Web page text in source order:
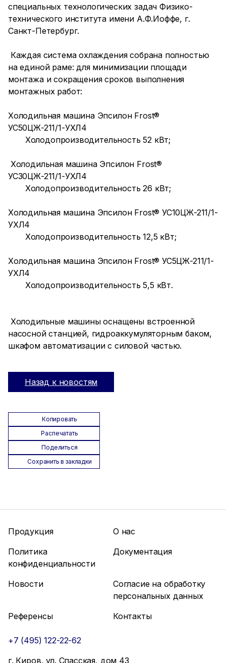
специальных технологических задач Физико-
технического института имени А.Ф.Иоффе, г.
Санкт-Петербург.
Каждая система охлаждения собрана полностью
на единой раме: для минимизации площади
монтажа и сокращения сроков выполнения
монтажных работ:
Холодильная машина Эпсилон Frost®
УС50ЦЖ-211/1-УХЛ4
Холодопроизводительность 52 кВт;
Холодильная машина Эпсилон Frost®
УС30ЦЖ-211/1-УХЛ4
Холодопроизводительность 26 кВт;
Холодильная машина Эпсилон Frost® УС10ЦЖ-211/1-
УХЛ4
Холодопроизводительность 12,5 кВт;
Холодильная машина Эпсилон Frost® УС5ЦЖ-211/1-
УХЛ4
Холодопроизводительность 5,5 кВт.
Холодильные машины оснащены встроенной
насосной станцией, гидроаккумуляторным баком,
шкафом автоматизации с силовой частью.
Назад к новостям
Копировать
Распечатать
Поделиться
Сохранить в закладки
Продукция
О нас
Политика
конфиденциальности
Документация
Новости
Согласие на обработку
персональных данных
Референсы
Контакты
+7 (495) 122-22-62
г. Киров, ул. Спасская, дом 43